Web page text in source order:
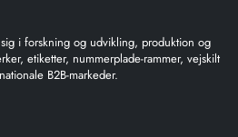
i forskning og udvikling, produktion og
etiketter, nummerplade-rammer, vejskilt
B2B-markeder.